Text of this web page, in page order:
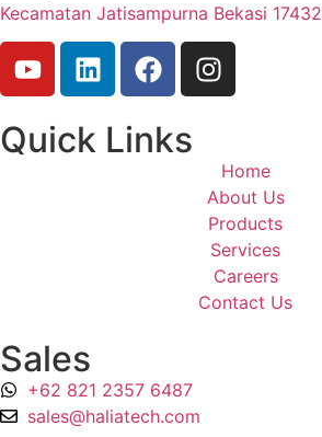
Kecamatan Jatisampurna Bekasi 17432
Quick Links
Home
About Us
Products
Services
Careers
Contact Us
Sales
+62 821 2357 6487
sales@haliatech.com